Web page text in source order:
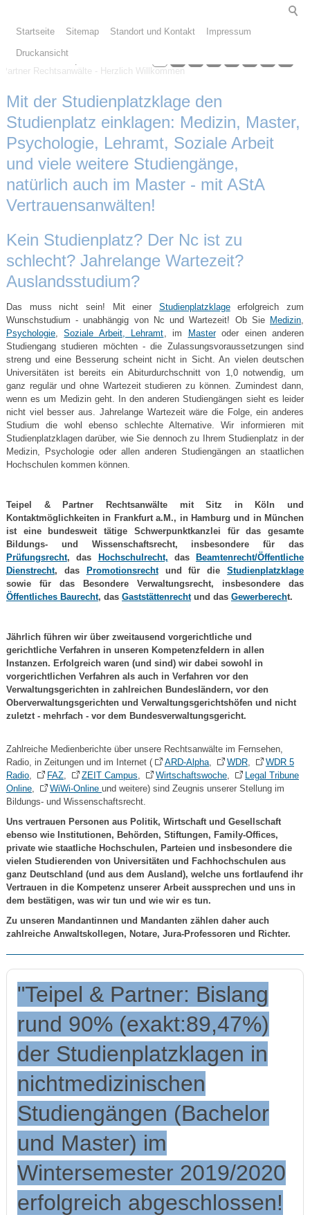
Startseite Sitemap Standort und Kontakt Impressum
Druckansicht
Mit der Studienplatzklage den
Studienplatz einklagen: Medizin, Master,
Psychologie, Lehramt, Soziale Arbeit
und viele weitere Studiengänge,
natürlich auch im Master - mit AStA
Vertrauensanwälten!
Kein Studienplatz? Der Nc ist zu
schlecht? Jahrelange Wartezeit?
Auslandsstudium?
Das muss nicht sein! Mit einer Studienplatzklageerfolgreich zum
Wunschstudium - unabhängig von Nc und Wartezeit! Ob Sie Medizin,
Psychologie,Soziale Arbeit, Lehramt, im Masteroder einen anderen
Studiengang studieren möchten - die Zulassungsvoraussetzungen sind
streng und eine Besserung scheint nicht in Sicht. An vielen deutschen
Universitäten ist bereits ein Abiturdurchschnitt von 1,0 notwendig, um
ganz regulär und ohne Wartezeit studieren zu können. Zumindest dann,
wenn es um Medizin geht. In den anderen Studiengängen sieht es leider
nicht viel besser aus. Jahrelange Wartezeit wäre die Folge, ein anderes
Studium die wohl ebenso schlechte Alternative. Wir informieren mit
Studienplatzklagen darüber, wie Sie dennoch zu Ihrem Studienplatz in der
Medizin, Psychologie oder allen anderen Studiengängen an staatlichen
Hochschulen kommen können.
Teipel & Partner Rechtsanwälte mit Sitz in Köln und
Kontaktmöglichkeiten in Frankfurt a.M., in Hamburg und in München
ist eine bundesweit tätige Schwerpunktkanzlei für das gesamte
Bildungs- und Wissenschaftsrecht, insbesondere für das
Prüfungsrecht, das Hochschulrecht, das
Beamtenrecht/Öffentliche
Dienstrecht, das Promotionsrechtund für dieStudienplatzklage
sowie für das Besondere Verwaltungsrecht, insbesondere das
Öffentliches Baurecht, das Gaststättenrechtund das Gewerberecht.
Jährlich führen wir über zweitausend vorgerichtliche und
gerichtliche Verfahren in unseren Kompetenzfeldern in allen
Instanzen. Erfolgreich waren (und sind) wir dabei sowohl in
vorgerichtlichen Verfahren als auch in Verfahren vor den
Verwaltungsgerichten in zahlreichen Bundesländern, vor den
Oberverwaltungsgerichten und Verwaltungsgerichtshöfen und nicht
zuletzt - mehrfach - vor dem Bundesverwaltungsgericht.
Zahlreiche Medienberichte über unsere Rechtsanwälte im Fernsehen,
Radio, in Zeitungen und im Internet (
ARD-Alpha, WDR,
WDR 5
Radio, FAZ, ZEIT Campus, Wirtschaftswoche,
Legal Tribune
Online, WiWi-Online und weitere) sind Zeugnis unserer Stellung im
Bildungs- und Wissenschaftsrecht.
Uns vertrauen Personen aus Politik, Wirtschaft und Gesellschaft
ebenso wie Institutionen, Behörden, Stiftungen, Family-Offices,
private wie staatliche Hochschulen, Parteien und insbesondere die
vielen Studierenden von Universitäten und Fachhochschulen aus
ganz Deutschland (und aus dem Ausland), welche uns fortlaufend ihr
Vertrauen in die Kompetenz unserer Arbeit aussprechen und uns in
dem bestätigen, was wir tun und wie wir es tun.
Zu unseren Mandantinnen und Mandanten zählen daher auch
zahlreiche Anwaltskollegen, Notare, Jura-Professoren und Richter.
"Teipel & Partner: Bislang
rund 90% (exakt:89,47%)
der Studienplatzklagen in
nichtmedizinischen
Studiengängen (Bachelor
und Master) im
Wintersemester 2019/2020
erfolgreich abgeschlossen!